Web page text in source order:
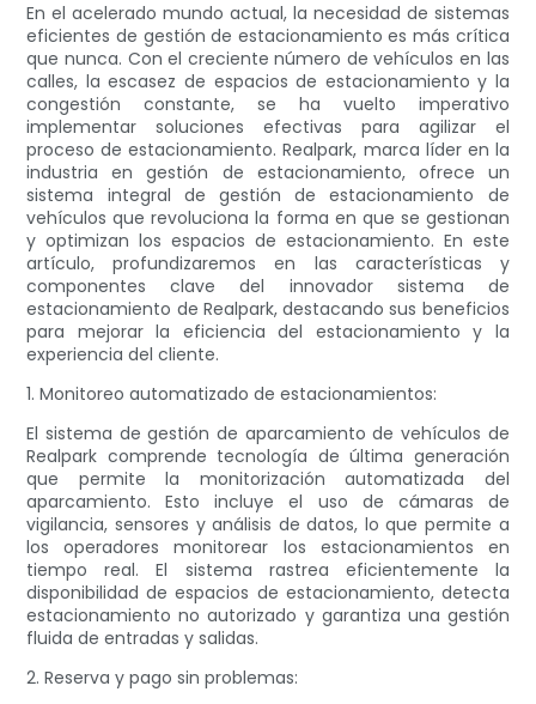
En el acelerado mundo actual, la necesidad de sistemas
eficientes de gestión de estacionamiento es más crítica
que nunca. Con el creciente número de vehículos en las
calles, la escasez de espacios de estacionamiento y la
congestión constante, se ha vuelto imperativo
implementar soluciones efectivas para agilizar el
proceso de estacionamiento. Realpark, marca líder en la
industria en gestión de estacionamiento, ofrece un
sistema integral de gestión de estacionamiento de
vehículos que revoluciona la forma en que se gestionan
y optimizan los espacios de estacionamiento. En este
artículo, profundizaremos en las características y
componentes clave del innovador sistema de
estacionamiento de Realpark, destacando sus beneficios
para mejorar la eficiencia del estacionamiento y la
experiencia del cliente.
1. Monitoreo automatizado de estacionamientos:
El sistema de gestión de aparcamiento de vehículos de
Realpark comprende tecnología de última generación
que permite la monitorización automatizada del
aparcamiento. Esto incluye el uso de cámaras de
vigilancia, sensores y análisis de datos, lo que permite a
los operadores monitorear los estacionamientos en
tiempo real. El sistema rastrea eficientemente la
disponibilidad de espacios de estacionamiento, detecta
estacionamiento no autorizado y garantiza una gestión
fluida de entradas y salidas.
2. Reserva y pago sin problemas: